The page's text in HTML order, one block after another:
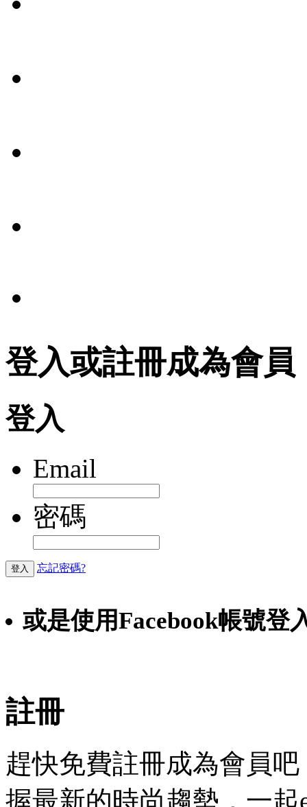
登入或註冊成為會員
登入
Email
密碼
登入 忘記密碼?
或是使用Facebook帳號登
註冊
趕快免費註冊成為會員
握最新的時尚趨勢，一起